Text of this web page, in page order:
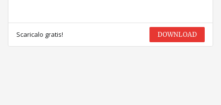
Scaricalo gratis! DOWNLOAD